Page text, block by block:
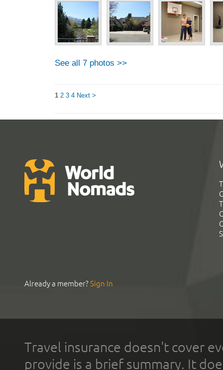
See all 7 photos >>
1 2 3 4 Next >
Already a member?Sign In
Travel insurance doesn't cover
provide is a brief summary. It